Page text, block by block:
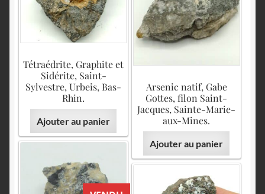
Tétraédrite, Graphite et
Sidérite, Saint-
Sylvestre, Urbeis, Bas-
Rhin.
Ajouter au panier
Arsenic natif, Gabe
Gottes, filon Saint-
Jacques, Sainte-Marie-
aux-Mines.
Ajouter au panier